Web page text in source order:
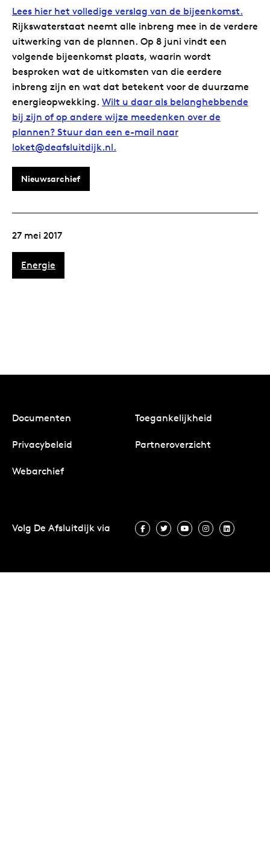
27 mei 2017
Energie
Lees hier het volledige verslag van de bijeenkomst.
Rijkswaterstaat neemt alle inbreng mee in de verdere
uitwerking van de plannen. Op 8 juni vindt een
volgende bijeenkomst plaats, waarin wordt
besproken wat de uitkomsten van die eerdere
inbreng zijn en wat dat betekent voor de duurzame
energieopwekking. Wilt u daar als belanghebbende
bij zijn of op andere wijze meedenken over de
plannen? Stuur dan een e-mail naar
loket@deafsluitdijk.nl.
Nieuwsarchief
Documenten Toegankelijkheid
Privacybeleid Partneroverzicht
Webarchief
Volg De Afsluitdijk via Volg De Afsluitdijk via Facebook
Volg De Afsluitdijk via
Volg De Afsluitdijk via
Volg De